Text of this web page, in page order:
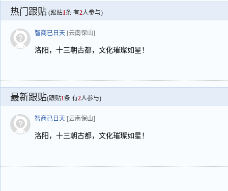
热门跟贴 (跟贴1条 有2人参与)
智商已日天 [云南保山]
洛阳，十三朝古都，文化璀璨如星！
最新跟贴(跟贴1条 有2人参与)
智商已日天 [云南保山]
洛阳，十三朝古都，文化璀璨如星！